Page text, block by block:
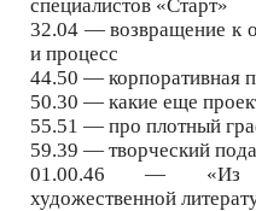
специалистов «Старт»
32.04 — возвращение к
и процесс
44.50 — корпоративная
50.30 — какие еще
55.51 — про плотный
59.39 — творческий
01.00.46 — «Из
художественной